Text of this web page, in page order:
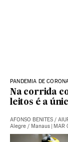
PANDEMIA DE
Na corrida
leitos é a
AFONSO BENITES /
Alegre / Manaus | MAR